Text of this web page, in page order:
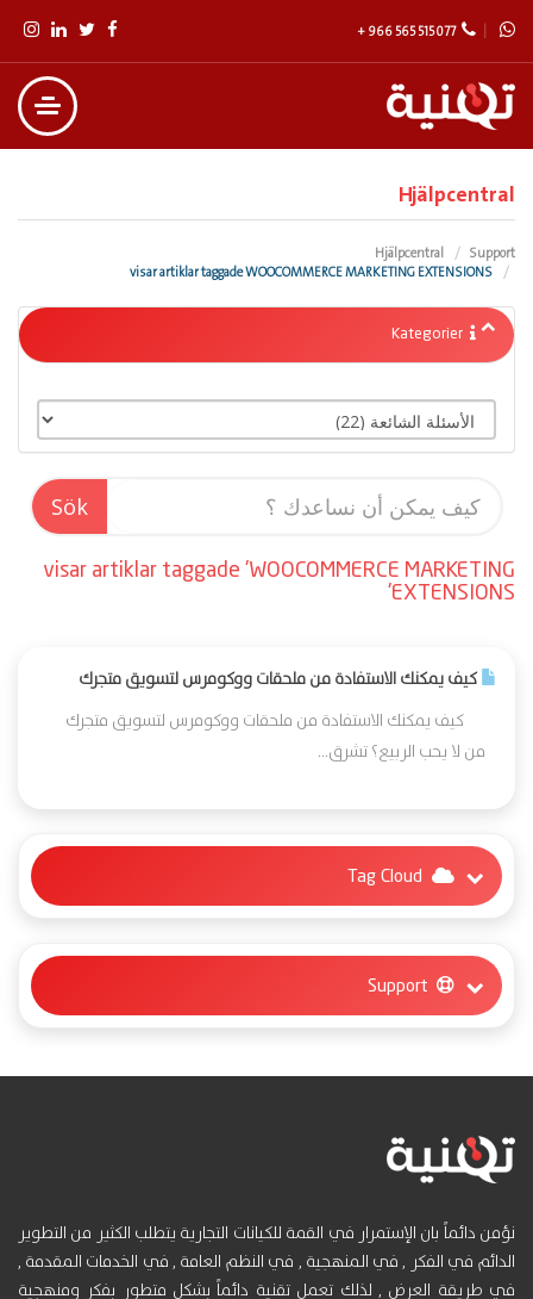
+ 966 565 515 077
Hjälpcentral
Support
Hjälpcentral
Kategorier
visar artiklar taggade 'WOOCOMMERCE MARKETING
EXTENSIONS'
كيف يمكنك الاستفادة من ملحقات ووكومرس لتسويق متجرك
كيف يمكنك الاستفادة من ملحقات ووكومرس لتسويق متجرك
من لا يحب الربيع؟ تشرق...
نؤمن دائماً بان الإستمرار في القمة للكيانات التجارية يتطلب الكثير من التطوير
الدائم في الفكر , في المنهجية , في النظم العامة , في الخدمات المقدمة ,
في طريقة العرض , لذلك تعمل تقنية دائماً بشكل متطور بفكر ومنهجية